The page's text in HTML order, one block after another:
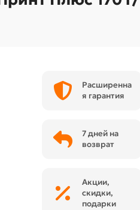
Расширенна
я гарантия
7 дней на
возврат
Акции,
скидки,
подарки